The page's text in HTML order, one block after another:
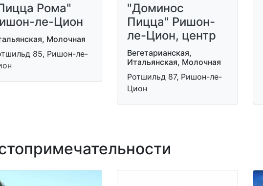
Рома"
ле-Цион
Молочная
85, Ришон-ле-
"Доминос
Пицца" Ришон-
ле-Цион, центр
Вегетарианская,
Итальянская, Молочная
Ротшильд 87, Ришон-ле-
Цион